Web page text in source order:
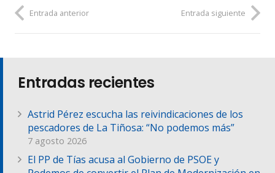
Entrada anterior Entrada siguiente
Entradas recientes
Astrid Pérez escucha las reivindicaciones de los
pescadores de La Tiñosa: “No podemos más”
7 agosto 2026
El PP de Tías acusa al Gobierno de PSOE y